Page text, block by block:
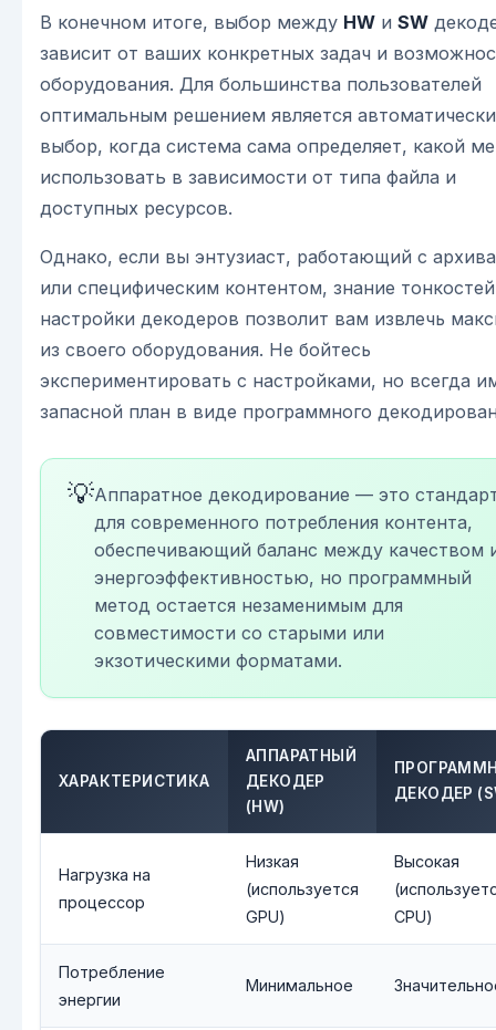
В конечном итоге, выбор между HW и SW
зависит от ваших конкретных задач и
оборудования. Для большинства пользователей
оптимальным решением является
выбор, когда система сама определяет, какой
использовать в зависимости от типа файла и
доступных ресурсов.
Однако, если вы энтузиаст, работающий с
или специфическим контентом, знание тонкостей
настройки декодеров позволит вам извлечь
из своего оборудования. Не бойтесь
экспериментировать с настройками, но всегда
запасной план в виде программного
💡Аппаратное декодирование — это
для современного потребления контента,
обеспечивающий баланс между качеством
энергоэффективностью, но программный
метод остается незаменимым для
совместимости со старыми или
экзотическими форматами.
ХАРАКТЕРИСТИКА
АППАРАТНЫЙ
ДЕКОДЕР
(HW)
ДЕКОДЕР
Нагрузка на
процессор
Низкая
(используется
GPU)
Высокая
CPU)
Потребление
энергии
Минимальное